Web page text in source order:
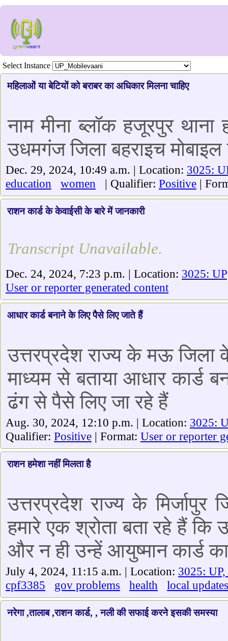
Select Instance
महिलाओं या बेटियों को बराबर का अधिकार मिलना चाहिए
नाम मीना ब्लॉक हजूरपुर
उधमगंज जिला बहराइच
Dec. 29, 2024, 10:49 a.m. | Location: 3025:
education
women | Qualifier: Positive |
राशन कार्ड के केवाईसी के बारे में जानकारी
Transcript Unavailable.
Dec. 24, 2024, 7:23 p.m. | Location: 3025: UP
User or reporter generated content
आधार कार्ड बनाने के लिए पैसे लिए जाते हैं
उत्तरप्रदेश राज्य के मऊ जिला
माध्यम से बताया आधार कार्ड
ढंग से पैसे लिए जा रहे हैं
Aug. 30, 2024, 12:10 p.m. | Location: 3025:
Qualifier: Positive | Format: User or reporter
राशन हमेशा नहीं मिलता है
उत्तरप्रदेश राज्य के मिर्जापुर
हमारे एक श्रोता बता रहे हैं कि
और न ही उन्हें आयुष्मान कार्ड
July 4, 2024, 11:15 a.m. | Location: 3025:
cpf3385
gov problems health local updates
नरेगा ,तालाब ,राशन कार्ड, , नली की सफाई करने इसकी समस्या